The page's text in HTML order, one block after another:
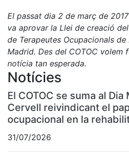
El passat dia 2 de març de
va aprovar la Llei de creació
de Terapeutes Ocupacionals
Madrid. Des del COTOC volem
notícia tan esperada.
Notícies
El COTOC se suma al
Cervell reivindicant el
ocupacional en la
31/07/2026